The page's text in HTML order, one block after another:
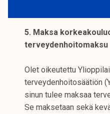
5. Maksa
terveydenhoitomaksu
Olet oikeutettu
terveydenhoitosäätiön
sinun tulee maksaa
Se maksetaan sekä